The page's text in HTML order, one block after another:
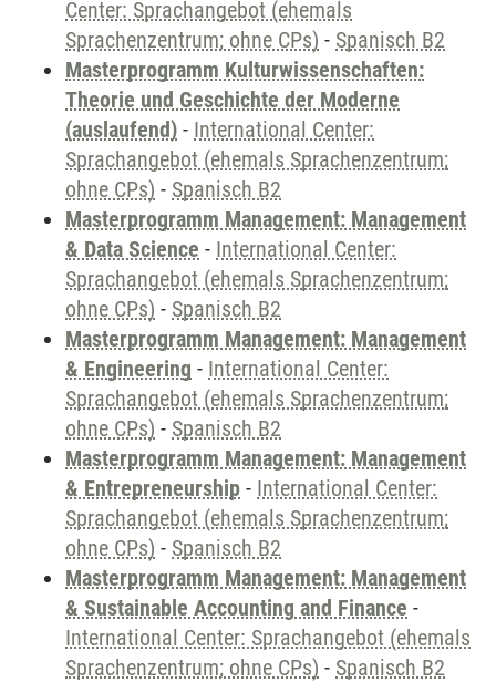
Center: Sprachangebot (ehemals
Sprachenzentrum; ohne CPs) - Spanisch B2
Masterprogramm Kulturwissenschaften:
Theorie und Geschichte der Moderne
(auslaufend) - International Center:
Sprachangebot (ehemals Sprachenzentrum;
ohne CPs) - Spanisch B2
Masterprogramm Management: Management
& Data Science - International Center:
Sprachangebot (ehemals Sprachenzentrum;
ohne CPs) - Spanisch B2
Masterprogramm Management: Management
& Engineering - International Center:
Sprachangebot (ehemals Sprachenzentrum;
ohne CPs) - Spanisch B2
Masterprogramm Management: Management
& Entrepreneurship - International Center:
Sprachangebot (ehemals Sprachenzentrum;
ohne CPs) - Spanisch B2
Masterprogramm Management: Management
& Sustainable Accounting and Finance -
International Center: Sprachangebot (ehemals
Sprachenzentrum; ohne CPs) - Spanisch B2